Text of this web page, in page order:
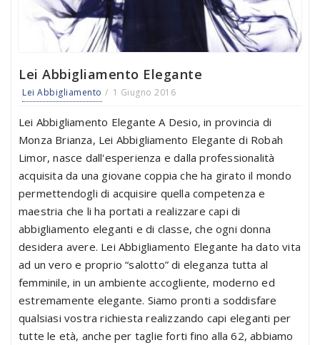
Lei Abbigliamento Elegante
Lei Abbigliamento 1 Giugno 2016
Lei Abbigliamento Elegante A Desio, in provincia di
Monza Brianza, Lei Abbigliamento Elegante di Robah
Limor, nasce dall'esperienza e dalla professionalità
acquisita da una giovane coppia che ha girato il mondo
permettendogli di acquisire quella competenza e
maestria che li ha portati a realizzare capi di
abbigliamento eleganti e di classe, che ogni donna
desidera avere. Lei Abbigliamento Elegante ha dato vita
ad un vero e proprio “salotto” di eleganza tutta al
femminile, in un ambiente accogliente, moderno ed
estremamente elegante. Siamo pronti a soddisfare
qualsiasi vostra richiesta realizzando capi eleganti per
tutte le età, anche per taglie forti fino alla 62, abbiamo